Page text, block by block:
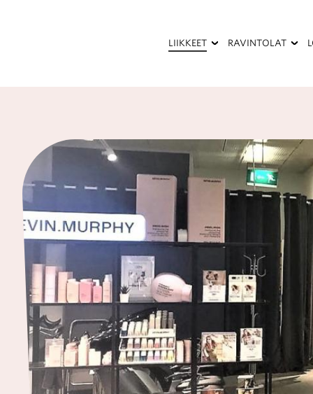
LIIKKEET
Palvelut
Pukeutuminen
Ravintolat
ja
kahvilat
Sisustaminen
kodintarvikkeet
Tavaratalot
RAVINTOLAT